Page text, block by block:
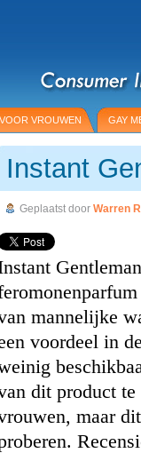
VROUWEN GAY
Instant
Geplaatst door Warren
mannelijke
voordeel in
dit product te
maar